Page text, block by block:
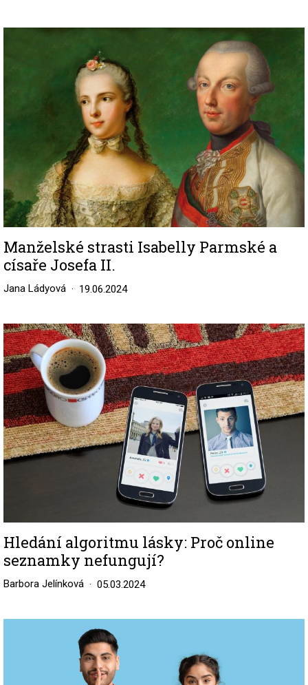
Manželské strasti Isabelly Parmské a
císaře Josefa II.
Jana Ládyová 19.06.2024
Image
Hledání algoritmu lásky: Proč online
seznamky nefungují?
Barbora Jelínková 05.03.2024